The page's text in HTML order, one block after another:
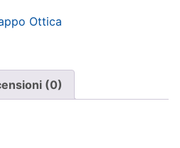
Ottica
(0)